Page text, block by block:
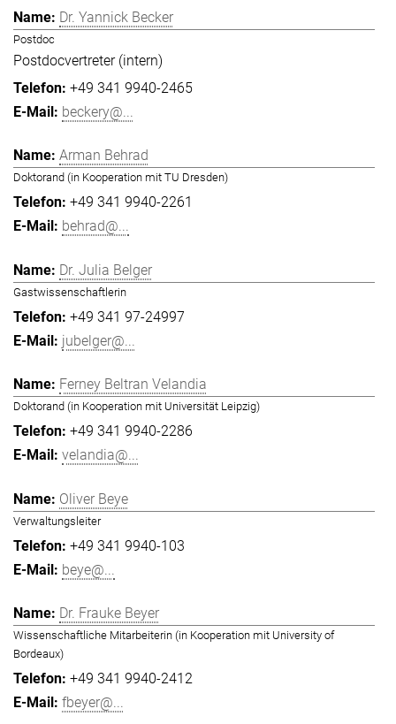
Dr. Yannick Becker
Postdoc
Postdocvertreter (intern)
+49 341 9940-2465
beckery@...
Arman Behrad
Doktorand (in Kooperation mit TU Dresden)
+49 341 9940-2261
behrad@...
Dr. Julia Belger
Gastwissenschaftlerin
+49 341 97-24997
jubelger@...
Ferney Beltran Velandia
Doktorand (in Kooperation mit Universität Leipzig)
+49 341 9940-2286
velandia@...
Oliver Beye
Verwaltungsleiter
+49 341 9940-103
beye@...
Dr. Frauke Beyer
Wissenschaftliche Mitarbeiterin (in Kooperation mit University of
Bordeaux)
+49 341 9940-2412
fbeyer@...